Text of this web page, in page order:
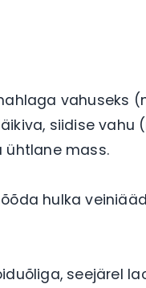
vahuseks
siidise
ühtlane mass.
hulka
seejärel